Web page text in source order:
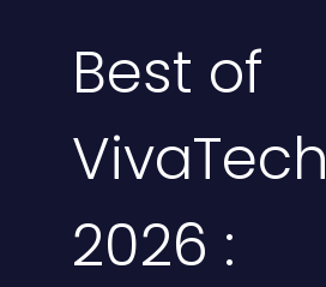
Best of
VivaTech
2026 :